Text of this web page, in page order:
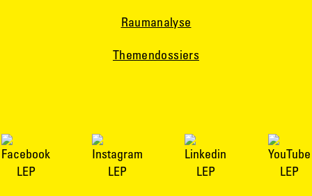
Raumanalyse
Themendossiers